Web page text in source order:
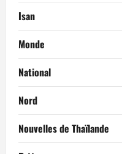
Isan
Monde
National
Nord
Nouvelles de Thaïlande